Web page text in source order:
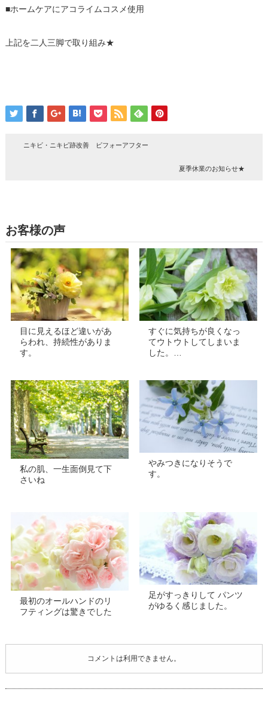
■ホームケアにアコライムコスメ使用
上記を二人三脚で取り組み★
ニキビ・ニキビ跡改善 ビフォーアフター
夏季休業のお知らせ★
お客様の声
目に見えるほど違いがあ
らわれ、持続性がありま
す。
すぐに気持ちが良くなっ
てウトウトしてしまいま
した。…
私の肌、一生面倒見て下
さいね
やみつきになりそうで
す。
最初のオールハンドのリ
フティングは驚きでした
足がすっきりして パンツ
がゆるく感じました。
コメントは利用できません。